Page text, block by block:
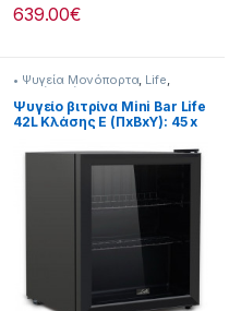
639.00€
• Ψυγεία Μονόπορτα, Life
Ψυγεία-Ψύξη
Ψυγείο βιτρίνα Mini Bar Life
42L Κλάσης E (ΠxΒxΥ): 45 x